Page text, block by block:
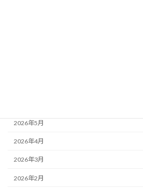
2026年5月
2026年4月
2026年3月
2026年2月